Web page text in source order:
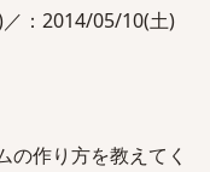
：2014/05/10(土)
の作り方を教えてく